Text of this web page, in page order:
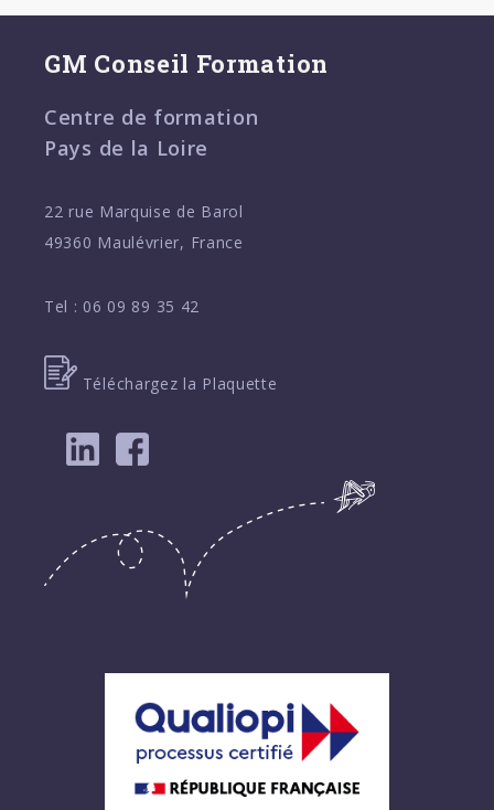
GM Conseil Formation
Centre de formation
Pays de la Loire
22 rue Marquise de Barol
49360 Maulévrier, France
Tel : 06 09 89 35 42
Téléchargez la Plaquette